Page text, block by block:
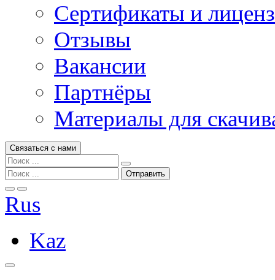
Сертификаты и
Отзывы
Вакансии
Партнёры
Материалы для
Связаться с нами
Rus
Kaz